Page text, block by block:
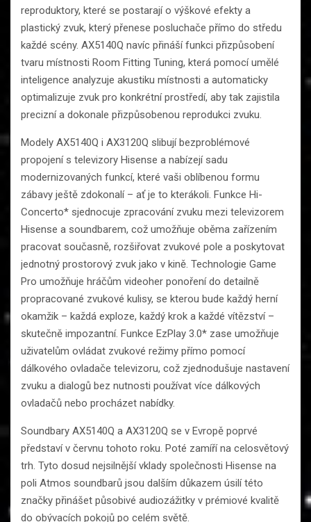
reproduktory, které se postarají o výškové efekty a
plastický zvuk, který přenese posluchače přímo do středu
každé scény. AX5140Q navíc přináší funkci přizpůsobení
tvaru místnosti Room Fitting Tuning, která pomocí umělé
inteligence analyzuje akustiku místnosti a automaticky
optimalizuje zvuk pro konkrétní prostředí, aby tak zajistila
precizní a dokonale přizpůsobenou reprodukci zvuku.
Modely AX5140Q i AX3120Q slibují bezproblémové
propojení s televizory Hisense a nabízejí sadu
modernizovaných funkcí, které vaši oblíbenou formu
zábavy ještě zdokonalí – ať je to kterákoli. Funkce Hi-
Concerto* sjednocuje zpracování zvuku mezi televizorem
Hisense a soundbarem, což umožňuje oběma zařízením
pracovat současně, rozšiřovat zvukové pole a poskytovat
jednotný prostorový zvuk jako v kině. Technologie Game
Pro umožňuje hráčům videoher ponoření do detailně
propracované zvukové kulisy, se kterou bude každý herní
okamžik – každá exploze, každý krok a každé vítězství –
skutečně impozantní. Funkce EzPlay 3.0* zase umožňuje
uživatelům ovládat zvukové režimy přímo pomocí
dálkového ovladače televizoru, což zjednodušuje nastavení
zvuku a dialogů bez nutnosti používat více dálkových
ovladačů nebo procházet nabídky.
Soundbary AX5140Q a AX3120Q se v Evropě poprvé
představí v červnu tohoto roku. Poté zamíří na celosvětový
trh. Tyto dosud nejsilnější vklady společnosti Hisense na
poli Atmos soundbarů jsou dalším důkazem úsilí této
značky přinášet působivé audiozážitky v prémiové kvalitě
do obývacích pokojů po celém světě.